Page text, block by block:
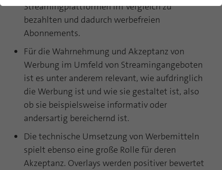
Streamingplattformen im Vergleich zu
bezahlten und dadurch werbefreien
Abonnements.
Für die Wahrnehmung und Akzeptanz von
Werbung im Umfeld von Streamingangeboten
ist es unter anderem relevant, wie aufdringlich
die Werbung ist und wie sie gestaltet ist, also
ob sie beispielsweise informativ oder
andersartig bereichernd ist.
Die technische Umsetzung von Werbemitteln
spielt ebenso eine große Rolle für deren
Akzeptanz. Overlays werden positiver bewertet
Webseite einwandfrei funktioniert.
Name
Anbieter TYPO3
Zweck
Dieses Cookie ist ein Standard-Session-
Cookie von TYPO3. Es speichert im Falle
eines Benutzer-Logins die Session ID
wiedererkannt wird, um ihm Zugang zu
geschützten Bereichen zu gewähren.
Cookie-Informationen anzeigen
Statistik und Performance mit AT INTERNET
CROSS-DEVICE ANALYTICS LÖSUNG
Name atidvisitor
Anbieter AT INTERNET
Laufzeit
Zweck
Cookie von AT INTERNET zur Steuerung der
erweiterten Script- und Ereignisbehandlung
Cookie-Informationen anzeigen